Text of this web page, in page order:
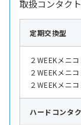
取扱コンタク
定期交換型
２WEEKメニ
２WEEKメニ
２WEEKメニ
ハード コンタ